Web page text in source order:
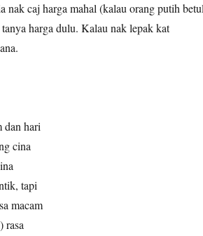
nak caj harga mahal (kalau orang putih betul
harga dulu. Kalau nak lepak kat
dan hari
cina
tapi
macam
rasa